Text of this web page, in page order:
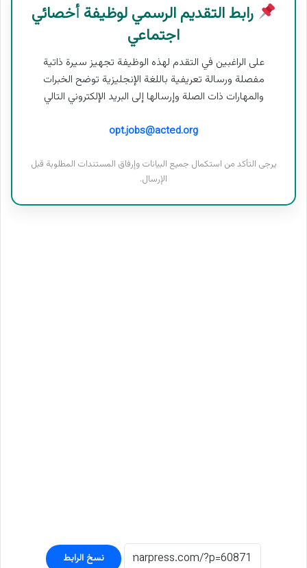
رابط التقديم الرسمي لوظيفة أخصائي
اجتماعي
على الراغبين في التقدم لهذه الوظيفة تجهيز سيرة ذاتية
مفصلة ورسالة تعريفية باللغة الإنجليزية توضح الخبرات
والمهارات ذات الصلة وإرسالها إلى البريد الإلكتروني التالي
opt.jobs@acted.org
يرجى التأكد من استكمال جميع البيانات وإرفاق المستندات المطلوبة قبل
الإرسال.
نسخ الرابط